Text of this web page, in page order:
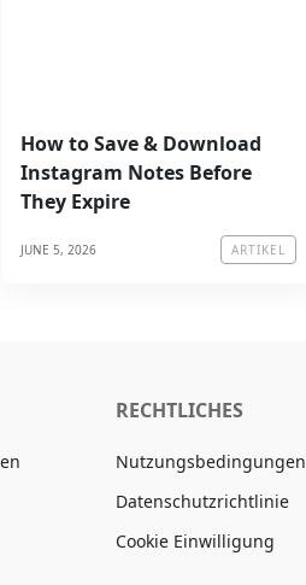
JUNE 5, 2026 ARTIKEL
How to Save & Download
Instagram Notes Before
They Expire
RECHTLICHES
Nutzungsbedingungen
Datenschutzrichtlinie
Cookie Einwilligung